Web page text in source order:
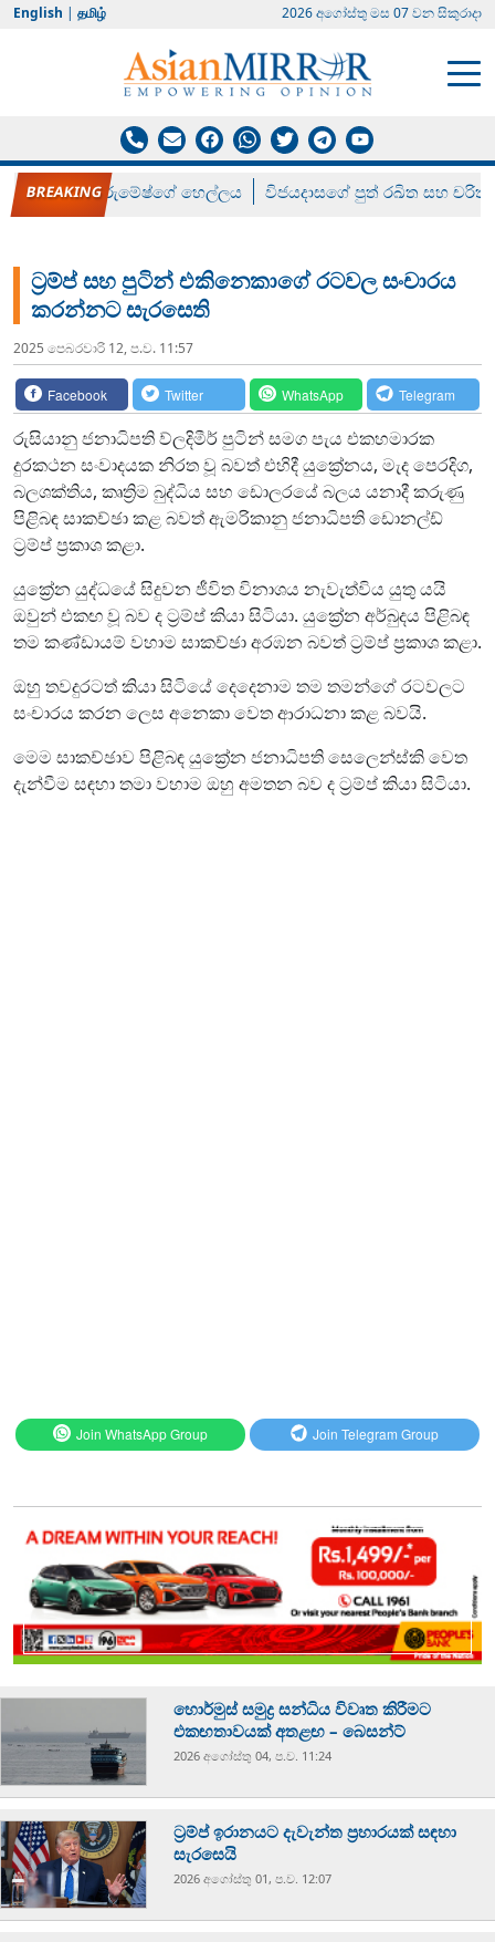
English | தமிழ் 2026 අගෝස්‍තු මස 07 වන සිකුරාදා
රන් ගෙනා රුමේෂ්ගේ හෙල්ලය විජයදාසගේ පුත් රඛිත සහ චරිත්
ට්‍රම්ප් සහ පුටින් එකිනෙකාගේ රටවල සංචාරය
කරන්නට සැරසෙති
2025 පෙබරවාරි 12, ප.ව. 11:57
Facebook Twitter WhatsApp Telegram
රුසියානු ජනාධිපති ව්ලදිමීර් පුටින් සමග පැය එකහමාරක
දුරකථන සංවාදයක නිරත වූ බවත් එහිදී යුක්‍රේනය​, මැද පෙරදිග​,
බලශක්තිය​, කෘත්‍රිම බුද්ධිය සහ ඩොලරයේ බලය යනාදී කරුණු
පිළිබඳ සාකච්ඡා කළ බවත් ඇමරිකානු ජනාධිපති ඩොනල්ඩ්
ට්‍රම්ප් ප්‍රකාශ කළා.
යුක්‍රේන යුද්ධයේ සිදුවන ජීවිත විනාශය නැවැත්විය යුතු යයි
ඔවුන් එකඟ වූ බව ද ට්‍රම්ප් කියා සිටියා. යුක්‍රේන අර්බුදය පිළිබඳ
තම කණ්ඩායම් වහාම සාකච්ඡා අරඹන බවත් ට්‍රම්ප් ප්‍රකාශ කළා.
ඔහු තවදුරටත් කියා සිටියේ දෙදෙනාම තම තමන්ගේ රටවලට
සංචාරය කරන ලෙස අනෙකා වෙත ආරාධනා කළ බවයි.
මෙම සාකච්ඡාව පිළිබඳ යුක්‍රේන ජනාධිපති සෙලෙන්ස්කි වෙත
දැන්වීම සඳහා තමා වහාම ඔහු අමතන බව ද ට්‍රම්ප් කියා සිටියා.
Join WhatsApp Group Join Telegram Group
හොර්මුස් සමුද්‍ර සන්ධිය විවෘත කිරීමට
එකඟතාවයක් අතළඟ – බෙසන්ට්
2026 අගෝස්‍තු 04, ප.ව. 11:24
ට්‍රම්ප් ඉරානයට දැවැන්ත ප්‍රහාරයක් සඳහා
සැරසෙයි
2026 අගෝස්‍තු 01, ප.ව. 12:07